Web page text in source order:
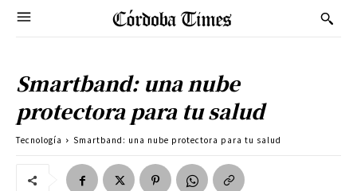
Smartband: una nube
protectora para tu salud
Tecnología Smartband: una nube protectora para tu salud